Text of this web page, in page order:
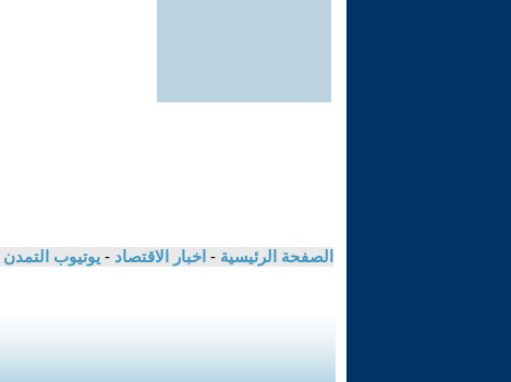
الصفحة الرئيسية - اخبار الاقتصاد - يوتيوب التمدن